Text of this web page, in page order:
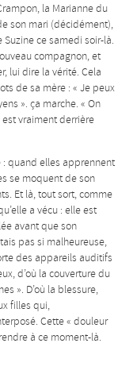
la Marianne du
son mari (décidément),
ce samedi soir-là.
compagnon, et
lui dire la vérité. Cela
de sa mère : « Je peux
». ça marche. « On
vraiment derrière
quand elles apprennent
se moquent de son
Et là, tout sort, comme
a vécu : elle est
avant que son
pas si malheureuse,
des appareils auditifs
d’où la couverture du
». D’où la blessure,
filles qui,
Cette « douleur
à ce moment-là.